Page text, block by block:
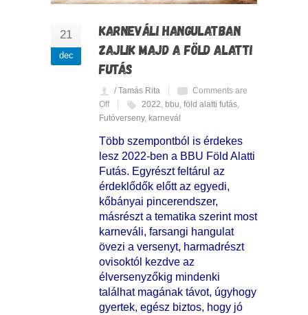
21
dec
KARNEVÁLI HANGULATBAN
ZAJLIK MAJD A FÖLD ALATTI
FUTÁS
/ Tamás Rita
Comments are
Off
2022, bbu, föld alatti futás,
Futóverseny, karnevál
Több szempontból is érdekes
lesz 2022-ben a BBU Föld Alatti
Futás. Egyrészt feltárul az
érdeklődők előtt az egyedi,
kőbányai pincerendszer,
másrészt a tematika szerint most
karneváli, farsangi hangulat
övezi a versenyt, harmadrészt
ovisoktól kezdve az
élversenyzőkig mindenki
találhat magának távot, úgyhogy
gyertek, egész biztos, hogy jó